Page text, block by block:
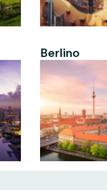
Berlino